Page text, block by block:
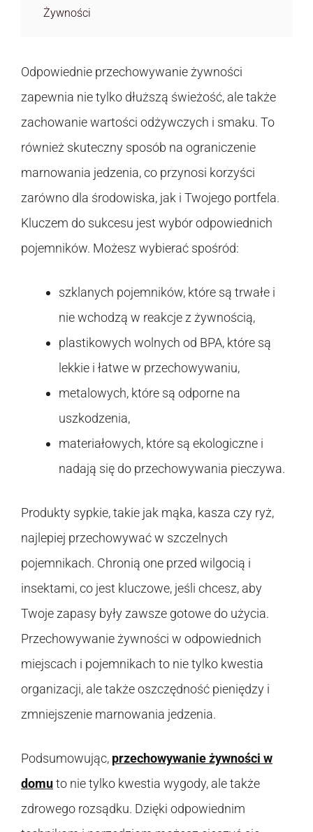
Żywności
Odpowiednie przechowywanie żywności
zapewnia nie tylko dłuższą świeżość, ale także
zachowanie wartości odżywczych i smaku. To
również skuteczny sposób na ograniczenie
marnowania jedzenia, co przynosi korzyści
zarówno dla środowiska, jak i Twojego portfela.
Kluczem do sukcesu jest wybór odpowiednich
pojemników. Możesz wybierać spośród:
szklanych pojemników, które są trwałe i
nie wchodzą w reakcje z żywnością,
plastikowych wolnych od BPA, które są
lekkie i łatwe w przechowywaniu,
metalowych, które są odporne na
uszkodzenia,
materiałowych, które są ekologiczne i
nadają się do przechowywania pieczywa.
Produkty sypkie, takie jak mąka, kasza czy ryż,
najlepiej przechowywać w szczelnych
pojemnikach. Chronią one przed wilgocią i
insektami, co jest kluczowe, jeśli chcesz, aby
Twoje zapasy były zawsze gotowe do użycia.
Przechowywanie żywności w odpowiednich
miejscach i pojemnikach to nie tylko kwestia
organizacji, ale także oszczędność pieniędzy i
zmniejszenie marnowania jedzenia.
Podsumowując, przechowywanie żywności w
domuto nie tylko kwestia wygody, ale także
zdrowego rozsądku. Dzięki odpowiednim